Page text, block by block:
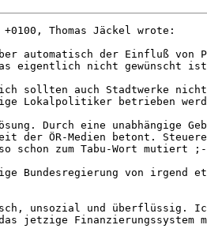
Thomas Jäckel wrote:
automatisch der Einfluß von
eigentlich nicht gewünscht
sollten auch Stadtwerke
Lokalpolitiker betrieben
Durch eine unabhängige
der ÖR-Medien betont.
schon zum Tabu-Wort mutiert
Bundesregierung von irgend
unsozial und überflüssig.
jetzige Finanzierungssystem